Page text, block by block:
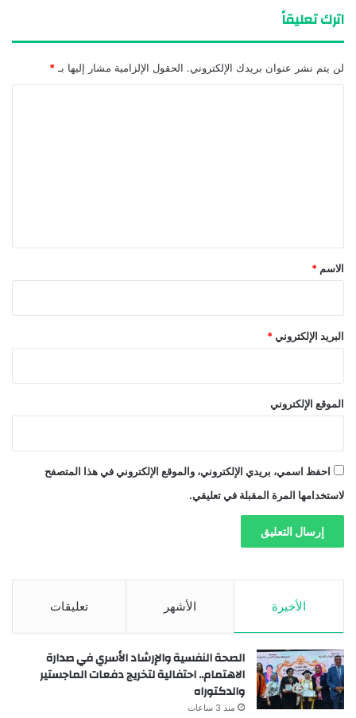
اترك تعليقاً
لن يتم نشر عنوان بريدك الإلكتروني. الحقول الإلزامية مشار إليها بـ *
*
الاسم *
البريد الإلكتروني *
الموقع الإلكتروني
احفظ اسمي، بريدي الإلكتروني، والموقع الإلكتروني في هذا المتصفح
لاستخدامها المرة المقبلة في تعليقي.
الأخيرة الأشهر تعليقات
الصحة النفسية والإرشاد الأسري في صدارة
الاهتمام.. احتفالية لتخريج دفعات الماجستير
والدكتوراه
منذ 3 ساعات